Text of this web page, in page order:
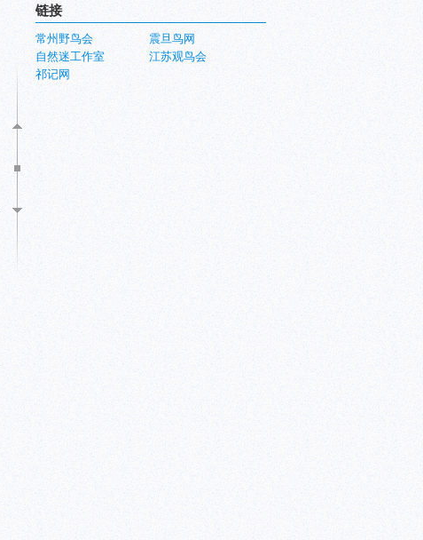
链接
常州野鸟会
震旦鸟网
自然迷工作室
江苏观鸟会
祁记网